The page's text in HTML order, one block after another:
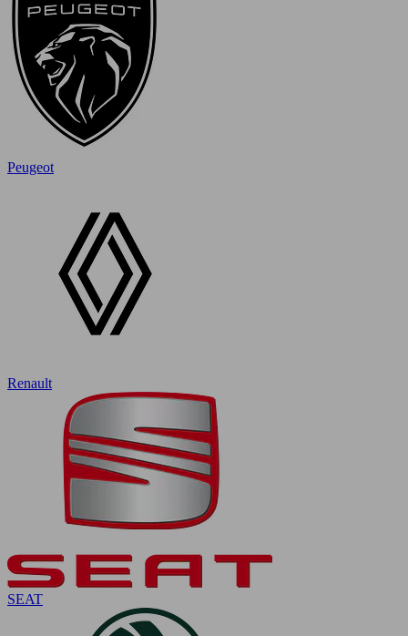
Peugeot
Renault
SEAT